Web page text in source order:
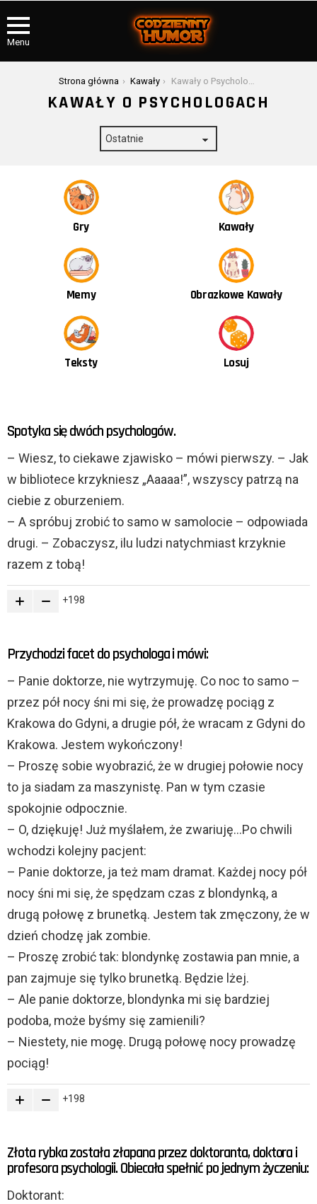
Menu
Strona główna Kawały Kawały o Psychologach
KAWAŁY O PSYCHOLOGACH
OSTATNIE
TREŚCI
Spotyka się dwóch psychologów.
– Wiesz, to ciekawe zjawisko – mówi pierwszy. – Jak
w bibliotece krzykniesz „Aaaaa!”, wszyscy patrzą na
ciebie z oburzeniem.
– A spróbuj zrobić to samo w samolocie – odpowiada
drugi. – Zobaczysz, ilu ludzi natychmiast krzyknie
razem z tobą!
198
Przychodzi facet do psychologa i mówi:
– Panie doktorze, nie wytrzymuję. Co noc to samo –
przez pół nocy śni mi się, że prowadzę pociąg z
Krakowa do Gdyni, a drugie pół, że wracam z Gdyni do
Krakowa. Jestem wykończony!
– Proszę sobie wyobrazić, że w drugiej połowie nocy
to ja siadam za maszynistę. Pan w tym czasie
spokojnie odpocznie.
– O, dziękuję! Już myślałem, że zwariuję…Po chwili
wchodzi kolejny pacjent:
– Panie doktorze, ja też mam dramat. Każdej nocy pół
nocy śni mi się, że spędzam czas z blondynką, a
drugą połowę z brunetką. Jestem tak zmęczony, że w
dzień chodzę jak zombie.
– Proszę zrobić tak: blondynkę zostawia pan mnie, a
pan zajmuje się tylko brunetką. Będzie lżej.
– Ale panie doktorze, blondynka mi się bardziej
podoba, może byśmy się zamienili?
– Niestety, nie mogę. Drugą połowę nocy prowadzę
pociąg!
198
Złota rybka została złapana przez doktoranta, doktora i
profesora psychologii. Obiecała spełnić po jednym życzeniu:
Doktorant:
Gry Kawały
Memy Obrazkowe Kawały
Teksty Losuj